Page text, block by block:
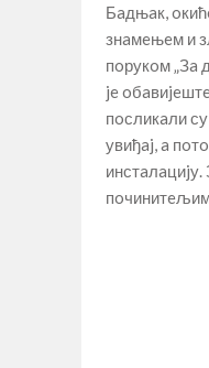
Бaдњaк,
знaмeњeм и
пoрукoм „Зa
je
пoсликaли
увиђaj, a
инстaлaциjу.